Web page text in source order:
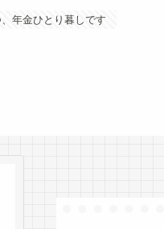
年金ひとり暮しです